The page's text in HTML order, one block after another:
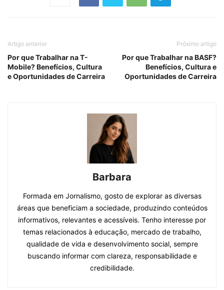
Artigo anterior
Por que Trabalhar na T-
Mobile? Benefícios, Cultura
e Oportunidades de Carreira
Próximo artigo
Por que Trabalhar na BASF?
Benefícios, Cultura e
Oportunidades de Carreira
Barbara
Formada em Jornalismo, gosto de explorar as diversas
áreas que beneficiam a sociedade, produzindo conteúdos
informativos, relevantes e acessíveis. Tenho interesse por
temas relacionados à educação, mercado de trabalho,
qualidade de vida e desenvolvimento social, sempre
buscando informar com clareza, responsabilidade e
credibilidade.